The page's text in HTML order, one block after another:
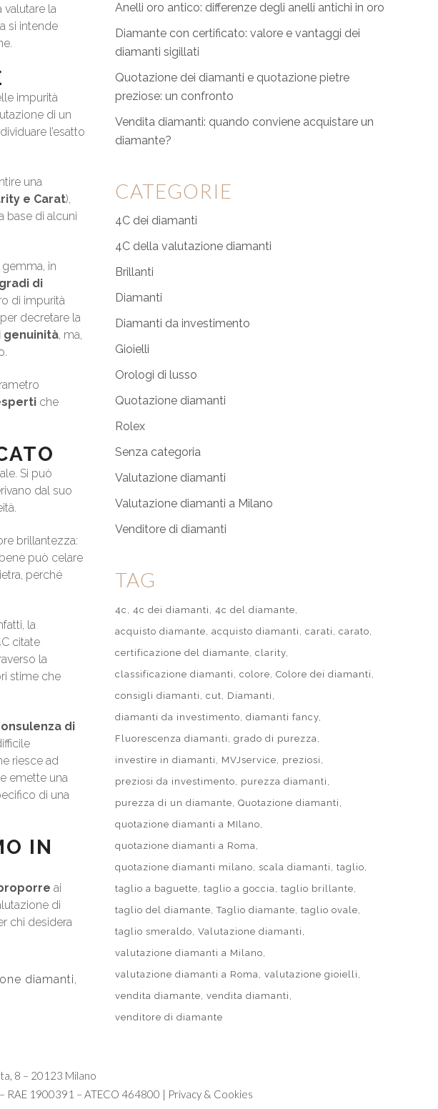
valutare la
si intende
impurità
di un
l’esatto
una
e Carat),
base di alcuni
in
di
di impurità
decretare la
genuinità, ma,
che
Si può
dal suo
brillantezza:
può celare
perché
la
citate
la
stime che
di
riesce ad
emette una
di una
IN
ai
di
chi desidera
diamanti,
Anelli oro antico: differenze degli anelli antichi in oro
Diamante con certificato: valore e vantaggi dei
diamanti sigillati
Quotazione dei diamanti e quotazione pietre
preziose: un confronto
Vendita diamanti: quando conviene acquistare un
diamante?
CATEGORIE
4C dei diamanti
4C della valutazione diamanti
Brillanti
Diamanti
Diamanti da investimento
Gioielli
Orologi di lusso
Quotazione diamanti
Rolex
Senza categoria
Valutazione diamanti
Valutazione diamanti a Milano
Venditore di diamanti
TAG
4c 4c dei diamanti
4c del diamante
acquisto diamante acquisto diamanti carati
carato
certificazione del diamante clarity
classificazione diamanti
colore Colore dei diamanti
consigli diamanti
cut
Diamanti
diamanti da investimento diamanti fancy
Fluorescenza diamanti
grado di purezza
investire in diamanti
MVJservice
preziosi
preziosi da investimento
purezza diamanti
purezza di un diamante Quotazione diamanti
quotazione diamanti a MIlano
quotazione diamanti a Roma
quotazione diamanti milano
scala diamanti
taglio
taglio a baguette taglio a goccia taglio brillante
taglio del diamante Taglio diamante taglio ovale
taglio smeraldo Valutazione diamanti
valutazione diamanti a Milano
valutazione diamanti a Roma valutazione gioielli
vendita diamante vendita diamanti
venditore di diamante
8 – 20123 Milano
RAE 1900391 – ATECO 464800 | Privacy & Cookies